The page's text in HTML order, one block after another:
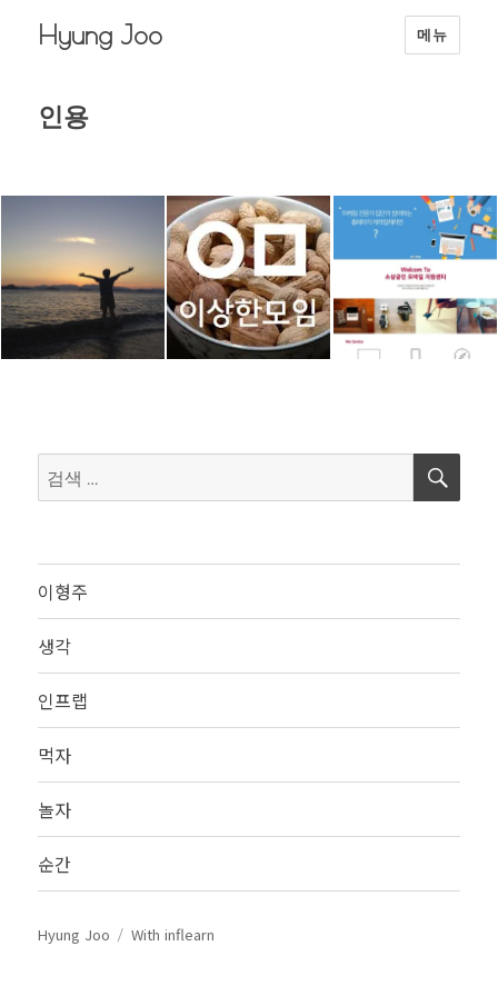
Hyung Joo 메뉴
인용
검
색:
검
이형주
생각
인프랩
먹자
놀자
순간
Hyung Joo With inflearn